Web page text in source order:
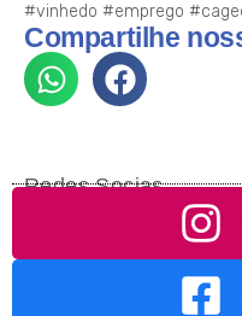
#vinhedo #emprego
Compartilhe
Redes Socias